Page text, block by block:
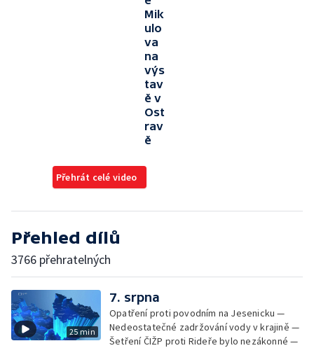
Mik
ulo
va
na
výs
tav
ě v
Ost
rav
ě
Přehrát celé video
Přehled dílů
3766 přehratelných
25 min
7. srpna
Opatření proti povodním na Jesenicku —
Nedeostatečné zadržování vody v krajině —
Šetření ČIŽP proti Rideře bylo nezákonné —